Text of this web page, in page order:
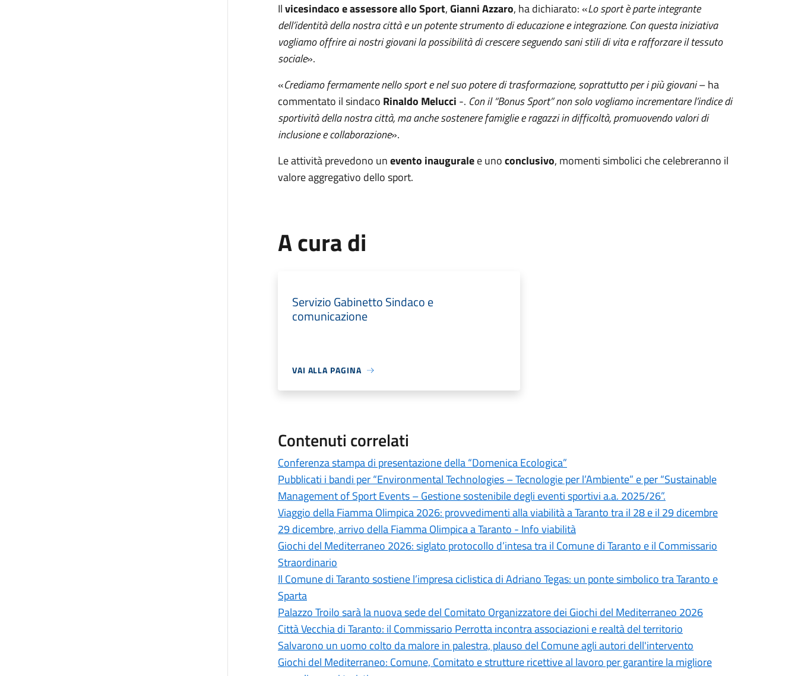
Ilvicesindaco e assessore allo Sport,Gianni Azzaro, ha dichiarato: «Lo sport è parte integrante
dell’identità della nostra città e un potente strumento di educazione e integrazione. Con questa iniziativa
vogliamo offrire ai nostri giovani la possibilità di crescere seguendo sani stili di vita e rafforzare il tessuto
sociale».
«Crediamo fermamente nello sport e nel suo potere di trasformazione, soprattutto per i più giovani– ha
commentato il sindaco Rinaldo Melucci -. Con il “Bonus Sport” non solo vogliamo incrementare l’indice di
sportività della nostra città, ma anche sostenere famiglie e ragazzi in difficoltà, promuovendo valori di
inclusione e collaborazione».
Le attività prevedono unevento inauguralee unoconclusivo, momenti simbolici che celebreranno il
valore aggregativo dello sport.
A cura di
Servizio Gabinetto Sindaco e
comunicazione
VAI ALLA PAGINA
Contenuti correlati
Conferenza stampa di presentazione della “Domenica Ecologica”
Pubblicati i bandi per “Environmental Technologies – Tecnologie per l’Ambiente” e per “Sustainable
Management of Sport Events – Gestione sostenibile degli eventi sportivi a.a. 2025/26”.
Viaggio della Fiamma Olimpica 2026: provvedimenti alla viabilità a Taranto tra il 28 e il 29 dicembre
29 dicembre, arrivo della Fiamma Olimpica a Taranto - Info viabilità
Giochi del Mediterraneo 2026: siglato protocollo d’intesa tra il Comune di Taranto e il Commissario
Straordinario
Il Comune di Taranto sostiene l’impresa ciclistica di Adriano Tegas: un ponte simbolico tra Taranto e
Sparta
Palazzo Troilo sarà la nuova sede del Comitato Organizzatore dei Giochi del Mediterraneo 2026
Città Vecchia di Taranto: il Commissario Perrotta incontra associazioni e realtà del territorio
Salvarono un uomo colto da malore in palestra, plauso del Comune agli autori dell'intervento
Giochi del Mediterraneo: Comune, Comitato e strutture ricettive al lavoro per garantire la migliore